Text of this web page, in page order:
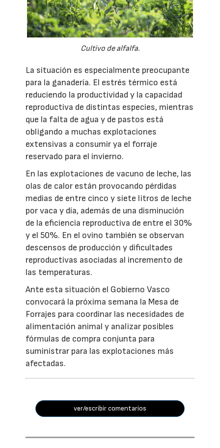
Cultivo de alfalfa.
La situación es especialmente preocupante
para la ganadería. El estrés térmico está
reduciendo la productividad y la capacidad
reproductiva de distintas especies, mientras
que la falta de agua y de pastos está
obligando a muchas explotaciones
extensivas a consumir ya el forraje
reservado para el invierno.
En las explotaciones de vacuno de leche, las
olas de calor están provocando pérdidas
medias de entre cinco y siete litros de leche
por vaca y día, además de una disminución
de la eficiencia reproductiva de entre el 30%
y el 50%. En el ovino también se observan
descensos de producción y dificultades
reproductivas asociadas al incremento de
las temperaturas.
Ante esta situación el Gobierno Vasco
convocará la próxima semana la Mesa de
Forrajes para coordinar las necesidades de
alimentación animal y analizar posibles
fórmulas de compra conjunta para
suministrar para las explotaciones más
afectadas.
ver/escribir comentarios